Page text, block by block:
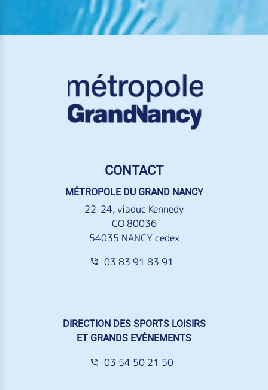
CONTACT
MÉTROPOLE DU GRAND NANCY
22-24, viaduc Kennedy
CO 80036
54035 NANCY cedex
03 83 91 83 91
DIRECTION DES SPORTS LOISIRS
ET GRANDS EVÈNEMENTS
03 54 50 21 50